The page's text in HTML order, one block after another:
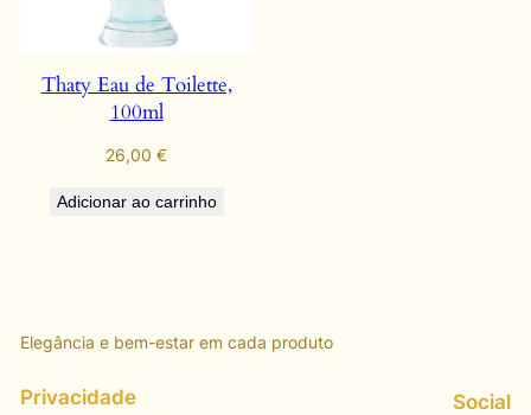
Thaty Eau de Toilette,
100ml
26,00€
Adicionar ao carrinho
Elegância e bem-estar em cada produto
Privacidade Social